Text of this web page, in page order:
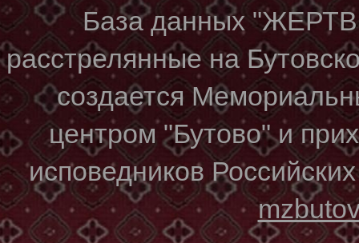
База данных
расстрелянные на
создается
центром "Бутово" и
исповедников